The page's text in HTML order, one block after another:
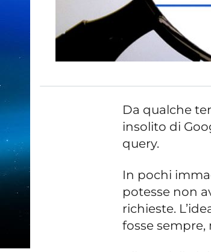
Da qualche
insolito di
query.
In pochi
potesse non
richieste.
fosse sempre,